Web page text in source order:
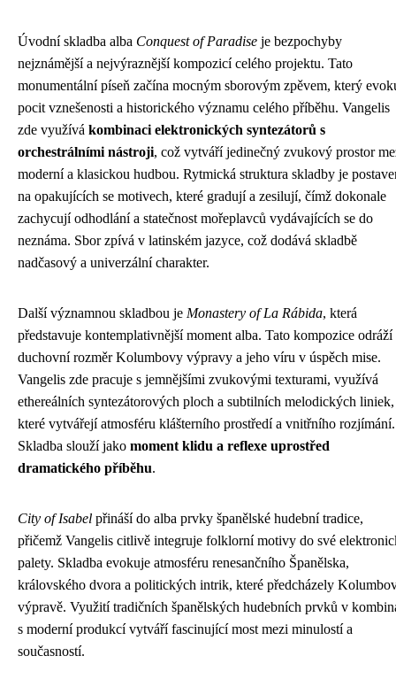
Úvodní skladba alba Conquest of Paradise je bezpochyby
nejznámější a nejvýraznější kompozicí celého projektu. Tato
monumentální píseň začína mocným sborovým zpěvem, který
pocit vznešenosti a historického významu celého příběhu. Vangelis
zde využívá kombinaci elektronických syntezátorů s
orchestrálními nástroji, což vytváří jedinečný zvukový prostor
moderní a klasickou hudbou. Rytmická struktura skladby je
na opakujících se motivech, které gradují a zesilují, čímž dokonale
zachycují odhodlání a statečnost mořeplavců vydávajících se do
neznáma. Sbor zpívá v latinském jazyce, což dodává skladbě
nadčasový a univerzální charakter.
Další významnou skladbou je Monastery of La Rábida, která
představuje kontemplativnější moment alba. Tato kompozice odráží
duchovní rozměr Kolumbovy výpravy a jeho víru v úspěch mise.
Vangelis zde pracuje s jemnějšími zvukovými texturami, využívá
ethereálních syntezátorových ploch a subtilních melodických liniek,
které vytvářejí atmosféru klášterního prostředí a vnitřního rozjímání.
Skladba slouží jako moment klidu a reflexe uprostřed
dramatického příběhu.
City of Isabel přináší do alba prvky španělské hudební tradice,
přičemž Vangelis citlivě integruje folklorní motivy do své
palety. Skladba evokuje atmosféru renesančního Španělska,
královského dvora a politických intrik, které předcházely
výpravě. Využití tradičních španělských hudebních prvků v
s moderní produkcí vytváří fascinující most mezi minulostí a
současností.